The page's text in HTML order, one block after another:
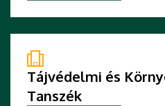
Tájvédelmi és
Tanszék